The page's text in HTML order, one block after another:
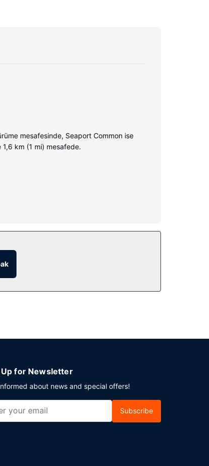
mesafesinde, Seaport Common ise
km (1 mi) mesafede.
dükkânında/kafede hafif yemek servisi
içi 06.30 ve 11, hafta sonu 7 ve 11
Up for Newsletter
about news and special offers!
Subscribe